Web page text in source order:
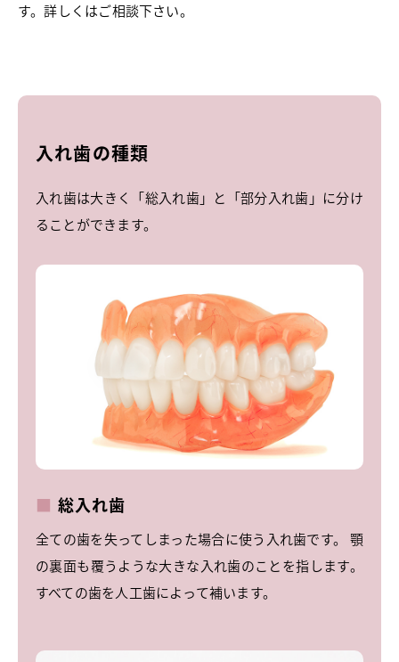
す。詳しくはご相談下さい。
入れ歯の種類
入れ歯は大きく「総入れ歯」と「部分入れ歯」に分け
ることができます。
総入れ歯
全ての歯を失ってしまった場合に使う入れ歯です。 顎
の裏面も覆うような大きな入れ歯のことを指します。
すべての歯を人工歯によって補います。